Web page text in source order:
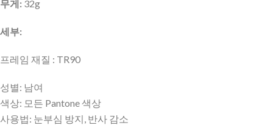
무게: 32g
세부:
프레임 재질 : TR90
성별: 남여
색상: 모든 Pantone 색상
사용법: 눈부심 방지, 반사 감소